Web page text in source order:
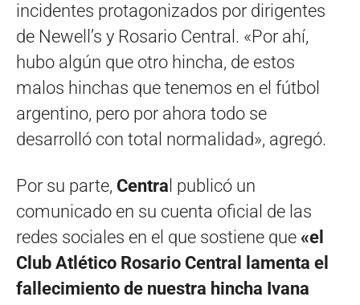
incidentes protagonizados por dirigentes
de Newell’s y Rosario Central. «Por ahí,
hubo algún que otro hincha, de estos
malos hinchas que tenemos en el fútbol
argentino, pero por ahora todo se
desarrolló con total normalidad», agregó.
Por su parte, Centra l publicó un
comunicado en su cuenta oficial de las
redes sociales en el que sostiene que «el
Club Atlético Rosario Central lamenta el
fallecimiento de nuestra hincha Ivana